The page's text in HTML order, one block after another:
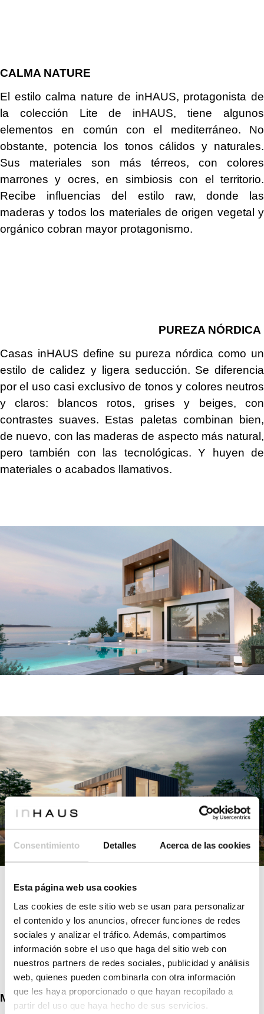
Consentimiento Detalles Acerca de las cookies
Esta página web usa cookies
Las cookies de este sitio web se usan para personalizar
el contenido y los anuncios, ofrecer funciones de redes
sociales y analizar el tráfico. Además, compartimos
información sobre el uso que haga del sitio web con
nuestros partners de redes sociales, publicidad y análisis
web, quienes pueden combinarla con otra información
que les haya proporcionado o que hayan recopilado a
partir del uso que haya hecho de sus servicios.
CALMA NATURE
El estilo calma nature de inHAUS, protagonista de
la colección Lite de inHAUS, tiene algunos
elementos en común con el mediterráneo. No
obstante, potencia los tonos cálidos y naturales.
Sus materiales son más térreos, con colores
marrones y ocres, en simbiosis con el territorio.
Recibe influencias del estilo raw, donde las
maderas y todos los materiales de origen vegetal y
orgánico cobran mayor protagonismo.
PUREZA NÓRDICA
Casas inHAUS define su pureza nórdica como un
estilo de calidez y ligera seducción. Se diferencia
por el uso casi exclusivo de tonos y colores neutros
y claros: blancos rotos, grises y beiges, con
contrastes suaves. Estas paletas combinan bien,
de nuevo, con las maderas de aspecto más natural,
pero también con las tecnológicas. Y huyen de
materiales o acabados llamativos.
MINIMALISMO ORIENTAL